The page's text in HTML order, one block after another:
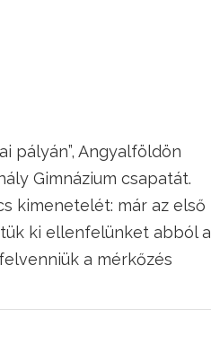
pályán”, Angyalföldön
Gimnázium csapatát.
kimenetelét: már az első
ki ellenfelünket abból a
a mérkőzés